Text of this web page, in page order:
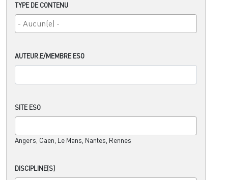
TYPE DE CONTENU
AUTEUR.E/MEMBRE ESO
SITE ESO
Angers, Caen, Le Mans, Nantes, Rennes
DISCIPLINE(S)